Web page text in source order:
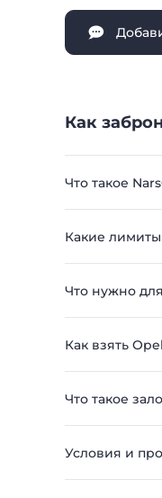
Как
Что такое
Какие лимиты
Что нужно
Как взять
Что такое
Условия и